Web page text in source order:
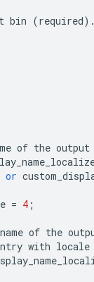
bin (required)
of the output
or
= 4 ;
name of the
with locale